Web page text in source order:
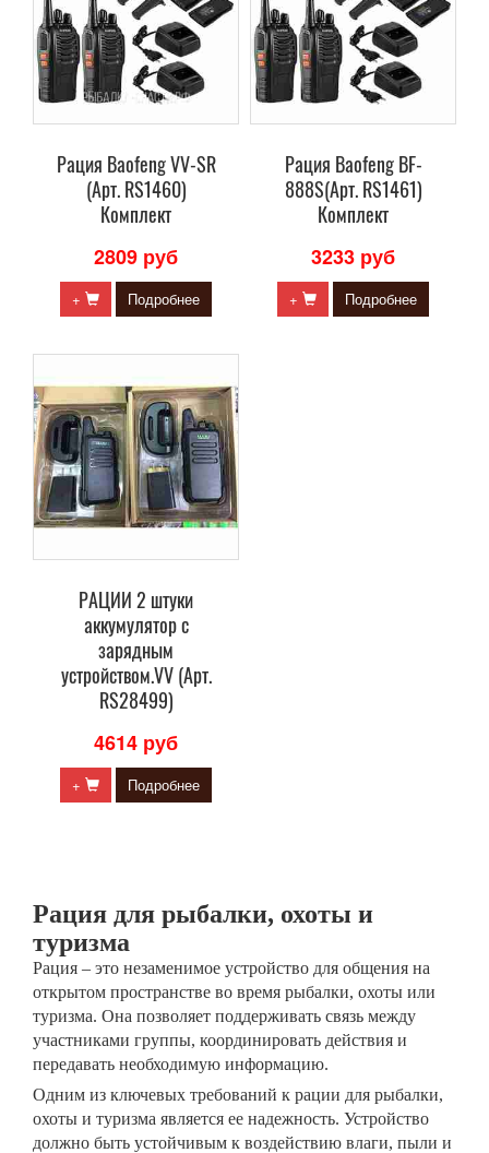
Рация Baofeng VV-SR
(Арт. RS1460)
Комплект
2809 руб
+ Подробнее
Рация Baofeng BF-
888S(Арт. RS1461)
Комплект
3233 руб
+ Подробнее
РАЦИИ 2 штуки
аккумулятор с
зарядным
устройством.VV (Арт.
RS28499)
4614 руб
+ Подробнее
Рация для рыбалки, охоты и
туризма
Рация – это незаменимое устройство для общения на
открытом пространстве во время рыбалки, охоты или
туризма. Она позволяет поддерживать связь между
участниками группы, координировать действия и
передавать необходимую информацию.
Одним из ключевых требований к рации для рыбалки,
охоты и туризма является ее надежность. Устройство
должно быть устойчивым к воздействию влаги, пыли и